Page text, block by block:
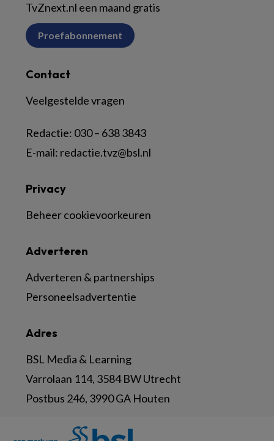
TvZnext.nl een maand gratis
Proefabonnement
Contact
Veelgestelde vragen
Redactie: 030 – 638 3843
E-mail: redactie.tvz@bsl.nl
Adres
BSL Media & Learning
Varrolaan 114, 3584 BW Utrecht
Postbus 246, 3990 GA Houten
Adverteren
Adverteren & partnerships
Personeelsadvertentie
Privacy
Beheer cookievoorkeuren